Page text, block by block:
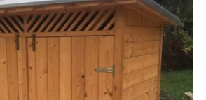
41,000Ft
AJÁNLATKÉRÉS